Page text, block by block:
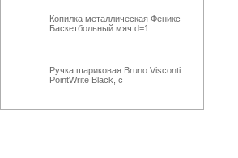
Копилка металлическая Феникс
Баскетбольный мяч d=1
Ручка шариковая Bruno Visconti
PointWrite Black, с